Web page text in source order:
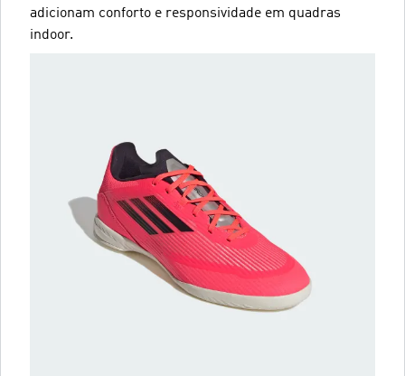
adicionam conforto e responsividade em quadras
indoor.